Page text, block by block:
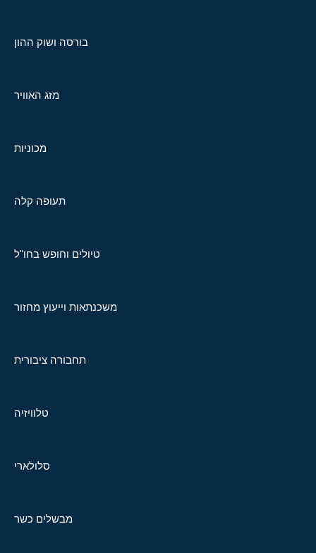
בורסה ושוק ההון
מזג האוויר
מכוניות
תעופה קלה
טיולים וחופש בחו"ל
משכנתאות וייעוץ מחזור
תחבורה ציבורית
טלוויזיה
סלולארי
מבשלים כשר